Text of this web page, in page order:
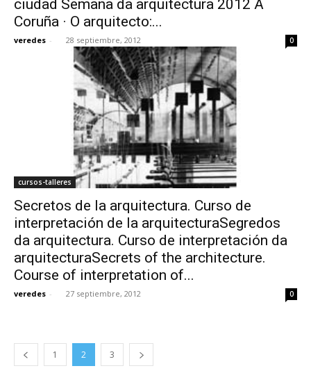
ciudad Semana da arquitectura 2012 A
Coruña · O arquitecto:...
veredes - 28 septiembre, 2012 0
cursos-talleres
Secretos de la arquitectura. Curso de
interpretación de la arquitecturaSegredos
da arquitectura. Curso de interpretación da
arquitecturaSecrets of the architecture.
Course of interpretation of...
veredes - 27 septiembre, 2012 0
1 2 3